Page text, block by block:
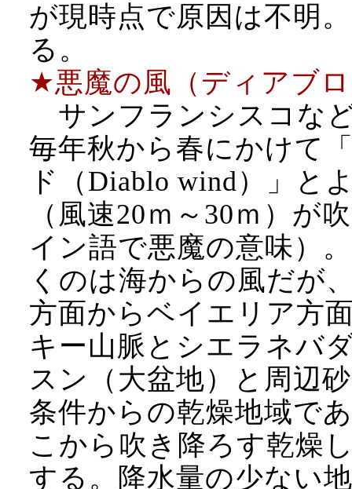
が現時点で原因は不明
る。
★悪魔の風（ディアブ
サンフランシスコな
毎年秋から春にかけて
ド（Diablo wind）」と
（風速20ｍ～30ｍ）が
イン語で悪魔の意味）
くのは海からの風だが
方面からベイエリア方
キー山脈とシエラネバ
スン（大盆地）と周辺
条件からの乾燥地域で
こから吹き降ろす乾燥
する。降水量の少ない